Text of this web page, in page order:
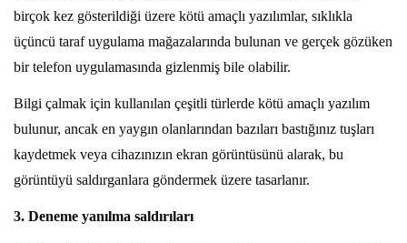
birçok kez gösterildiği üzere kötü amaçlı yazılımlar, sıklıkla
üçüncü taraf uygulama mağazalarında bulunan ve gerçek gözüken
bir telefon uygulamasında gizlenmiş bile olabilir.
Bilgi çalmak için kullanılan çeşitli türlerde kötü amaçlı yazılım
bulunur, ancak en yaygın olanlarından bazıları bastığınız tuşları
kaydetmek veya cihazınızın ekran görüntüsünü alarak, bu
görüntüyü saldırganlara göndermek üzere tasarlanır.
3. Deneme yanılma saldırıları